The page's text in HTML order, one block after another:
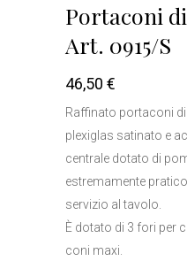
Portaconi
Art. 0915/S
46,50 €
Raffinato portaconi
plexiglas satinato e
centrale dotato di
estremamente
servizio al tavolo.
È dotato di 3 fori per
coni maxi.